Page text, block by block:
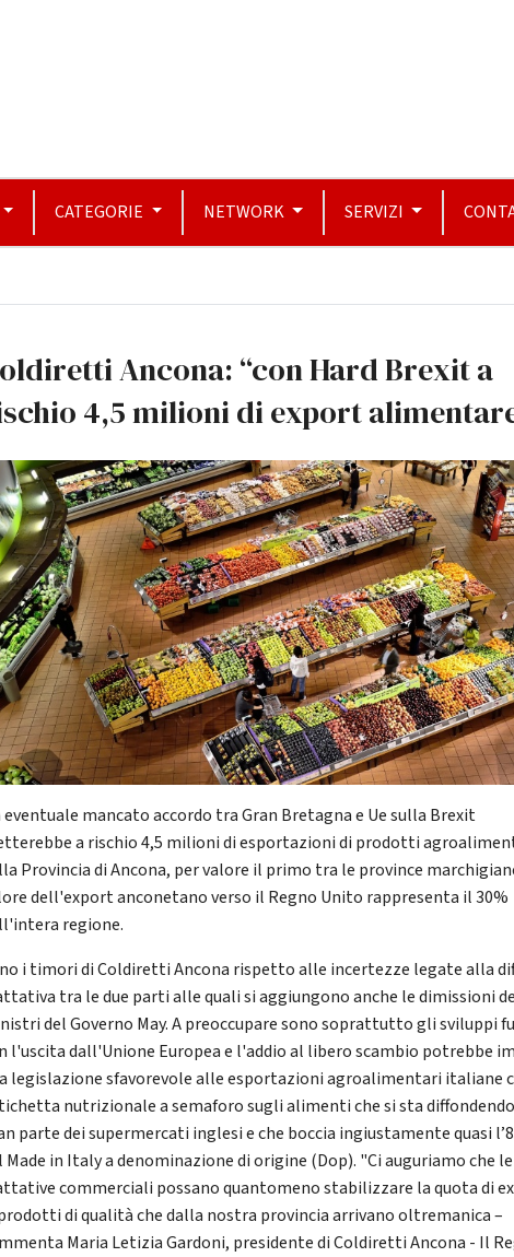
CATEGORIE NETWORK SERVIZI
Ancona: “con Hard Brexit a
4,5 milioni di export
eventuale mancato accordo tra Gran Bretagna e Ue sulla Brexit
a rischio 4,5 milioni di esportazioni di prodotti
Provincia di Ancona, per valore il primo tra le province
dell'export anconetano verso il Regno Unito rappresenta il 30%
regione.
i timori di Coldiretti Ancona rispetto alle incertezze legate alla
tra le due parti alle quali si aggiungono anche le dimissioni
del Governo May. A preoccupare sono soprattutto gli sviluppi
l'uscita dall'Unione Europea e l'addio al libero scambio potrebbe
legislazione sfavorevole alle esportazioni agroalimentari italiane
nutrizionale a semaforo sugli alimenti che si sta
parte dei supermercati inglesi e che boccia ingiustamente quasi
Made in Italy a denominazione di origine (Dop). "Ci auguriamo che le
commerciali possano quantomeno stabilizzare la quota di
di qualità che dalla nostra provincia arrivano oltremanica –
Maria Letizia Gardoni, presidente di Coldiretti Ancona - Il